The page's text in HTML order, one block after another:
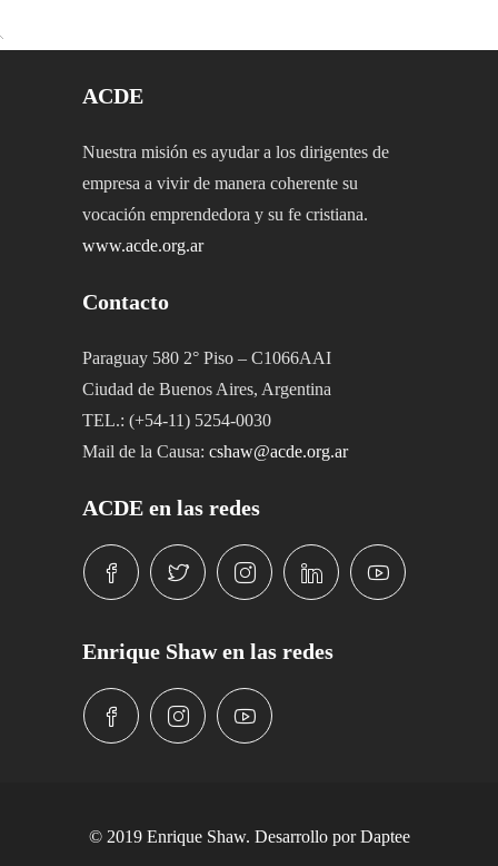
ACDE
Nuestra misión es ayudar a los dirigentes de
empresa a vivir de manera coherente su
vocación emprendedora y su fe cristiana.
www.acde.org.ar
Contacto
Paraguay 580 2° Piso – C1066AAI
Ciudad de Buenos Aires, Argentina
TEL.: (+54-11) 5254-0030
Mail de la Causa: cshaw@acde.org.ar
ACDE en las redes
Enrique Shaw en las redes
© 2019 Enrique Shaw. Desarrollo porDaptee